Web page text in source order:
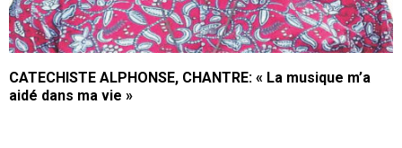
CATECHISTE ALPHONSE, CHANTRE: « La musique m’a
aidé dans ma vie »